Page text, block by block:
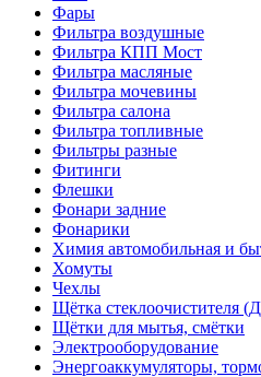
Фары
Фильтра воздушные
Фильтра КПП Мост
Фильтра масляные
Фильтра мочевины
Фильтра салона
Фильтра топливные
Фильтры разные
Фитинги
Флешки
Фонари задние
Фонарики
Химия автомобильная и
Хомуты
Чехлы
Щётка стеклоочистителя
Щётки для мытья, смётки
Электрооборудование
Энергоаккумуляторы,